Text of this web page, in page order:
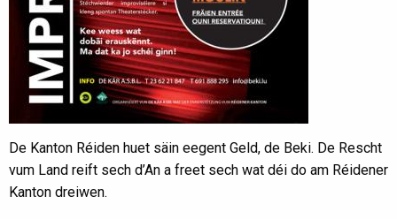
De Kanton Réiden huet säin eegent Geld, de Beki. De Rescht
vum Land reift sech d’An a freet sech wat déi do am Réidener
Kanton dreiwen.